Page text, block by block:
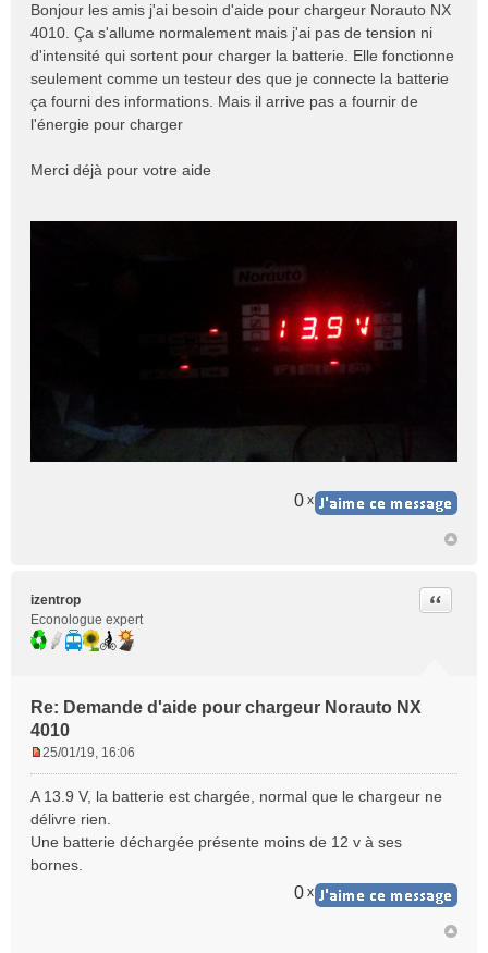
s
s
a
g
e
n
l
Bonjour les amis j'ai besoin d'aide pour chargeur Norauto NX
4010. Ça s'allume normalement mais j'ai pas de tension ni
d'intensité qui sortent pour charger la batterie. Elle fonctionne
seulement comme un testeur des que je connecte la batterie
ça fourni des informations. Mais il arrive pas a fournir de
l'énergie pour charger
Merci déjà pour votre aide
0 x
izentrop
Econologue expert
Re: Demande d'aide pour chargeur Norauto NX
4010
Citer
s
s
a
g
25/01/19, 16:06
A 13.9 V, la batterie est chargée, normal que le chargeur ne
délivre rien.
Une batterie déchargée présente moins de 12 v à ses
bornes.
0 x